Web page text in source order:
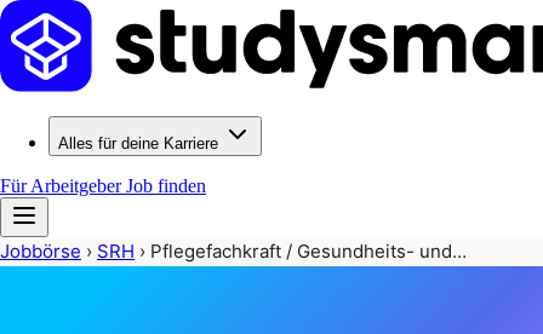
Alles für deine Karriere
Für ArbeitgeberJob finden
Jobbörse › SRH › Pflegefachkraft / Gesundheits- und…